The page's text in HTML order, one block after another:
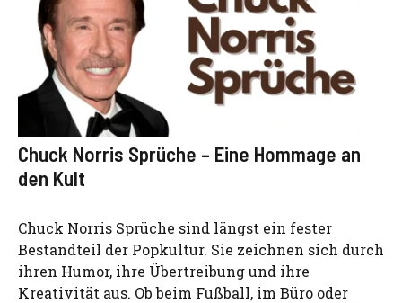
Chuck Norris Sprüche – Eine Hommage an
den Kult
Chuck Norris Sprüche sind längst ein fester
Bestandteil der Popkultur. Sie zeichnen sich durch
ihren Humor, ihre Übertreibung und ihre
Kreativität aus. Ob beim Fußball, im Büro oder